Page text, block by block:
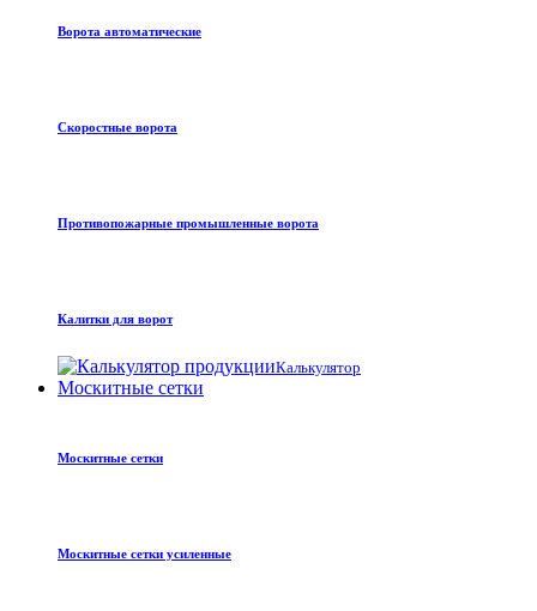
Ворота автоматические
Скоростные ворота
Противопожарные промышленные ворота
Калитки для ворот
Калькулятор
Москитные сетки
Москитные сетки
Москитные сетки усиленные